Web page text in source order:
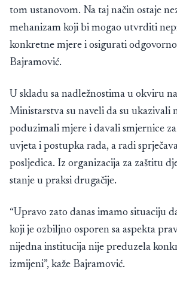
tom ustanovom. Na taj način ostaje
mehanizam koji bi mogao utvrditi
konkretne mjere i osigurati
Bajramović.
U skladu sa nadležnostima u okviru
Ministarstva su naveli da su ukazivali
poduzimali mjere i davali smjernice
uvjeta i postupka rada, a radi
posljedica. Iz organizacija za zaštitu
stanje u praksi drugačije.
“Upravo zato danas imamo situaciju
koji je ozbiljno osporen sa aspekta
nijedna institucija nije preduzela
izmijeni”, kaže Bajramović.